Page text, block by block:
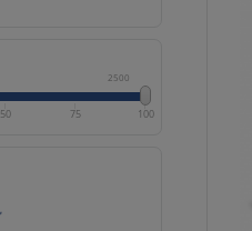
2500
50 75 100